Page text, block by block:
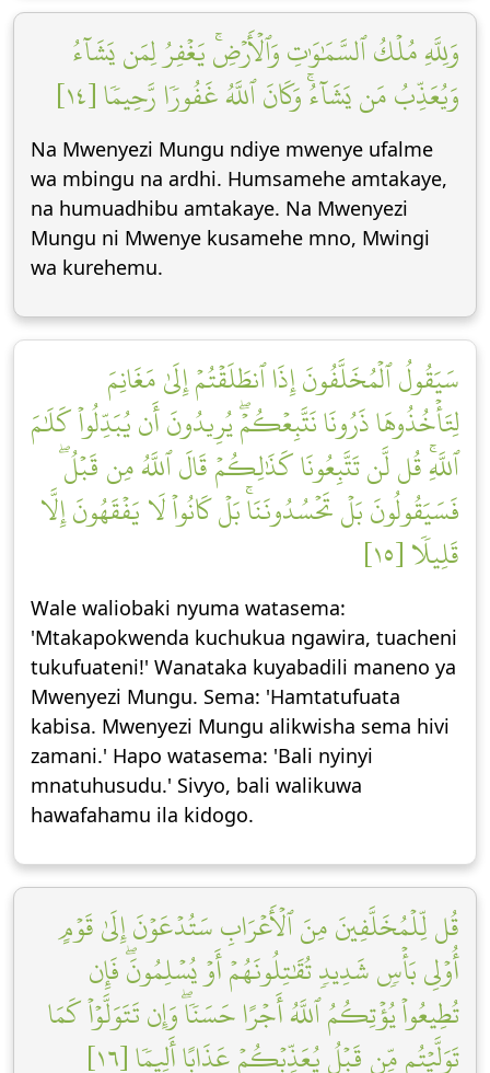
وَلِلَّهِ مُلۡكُ ٱلسَّمَٰوَٰتِ وَٱلۡأَرۡضِۚ يَغۡفِرُ لِمَن يَشَآءُ
وَيُعَذِّبُ مَن يَشَآءُۚ وَكَانَ ٱللَّهُ غَفُورٗا رَّحِيمٗا [١٤]
Na Mwenyezi Mungu ndiye mwenye ufalme
wa mbingu na ardhi. Humsamehe amtakaye,
na humuadhibu amtakaye. Na Mwenyezi
Mungu ni Mwenye kusamehe mno, Mwingi
wa kurehemu.
سَيَقُولُ ٱلۡمُخَلَّفُونَ إِذَا ٱنطَلَقۡتُمۡ إِلَىٰ مَغَانِمَ
لِتَأۡخُذُوهَا ذَرُونَا نَتَّبِعۡكُمۡۖ يُرِيدُونَ أَن يُبَدِّلُواْ كَلَٰمَ
ٱللَّهِۚ قُل لَّن تَتَّبِعُونَا كَذَٰلِكُمۡ قَالَ ٱللَّهُ مِن قَبۡلُۖ
فَسَيَقُولُونَ بَلۡ تَحۡسُدُونَنَاۚ بَلۡ كَانُواْ لَا يَفۡقَهُونَ إِلَّا
قَلِيلٗا [١٥]
Wale waliobaki nyuma watasema:
'Mtakapokwenda kuchukua ngawira, tuacheni
tukufuateni!' Wanataka kuyabadili maneno ya
Mwenyezi Mungu. Sema: 'Hamtatufuata
kabisa. Mwenyezi Mungu alikwisha sema hivi
zamani.' Hapo watasema: 'Bali nyinyi
mnatuhusudu.' Sivyo, bali walikuwa
hawafahamu ila kidogo.
قُل لِّلۡمُخَلَّفِينَ مِنَ ٱلۡأَعۡرَابِ سَتُدۡعَوۡنَ إِلَىٰ قَوۡمٍ
أُوْلِي بَأۡسٖ شَدِيدٖ تُقَٰتِلُونَهُمۡ أَوۡ يُسۡلِمُونَۖ فَإِن
تُطِيعُواْ يُؤۡتِكُمُ ٱللَّهُ أَجۡرًا حَسَنٗاۖ وَإِن تَتَوَلَّوۡاْ كَمَا
تَوَلَّيۡتُم مِّن قَبۡلُ يُعَذِّبۡكُمۡ عَذَابًا أَلِيمٗا [١٦]